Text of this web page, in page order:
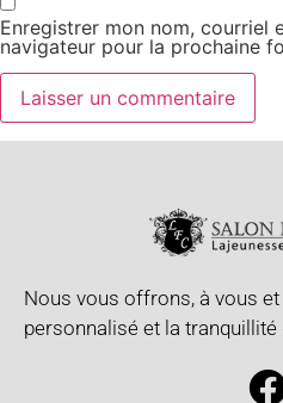
Enregistrer mon nom, courriel
navigateur pour la prochaine
Nous vous offrons, à vous
personnalisé et la tranquillité